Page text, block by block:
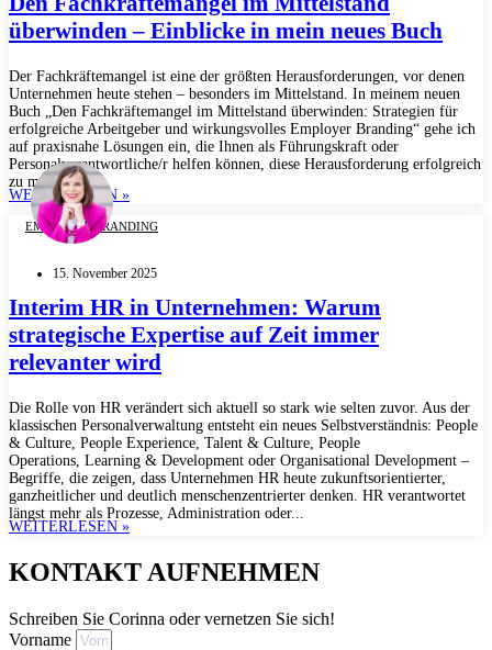
überwinden – Einblicke in mein neues Buch
Der Fachkräftemangel ist eine der größten Herausforderungen, vor denen
Unternehmen heute stehen – besonders im Mittelstand. In meinem neuen
Buch „Den Fachkräftemangel im Mittelstand überwinden: Strategien für
erfolgreiche Arbeitgeber und wirkungsvolles Employer Branding“ gehe ich
auf praxisnahe Lösungen ein, die Ihnen als Führungskraft oder
Personalverantwortliche/r helfen können, diese Herausforderung erfolgreich
zu meistern....
WEITERLESEN »
EMPLOYER BRANDING
15. November 2025
Interim HR in Unternehmen: Warum
strategische Expertise auf Zeit immer
relevanter wird
Die Rolle von HR verändert sich aktuell so stark wie selten zuvor. Aus der
klassischen Personalverwaltung entsteht ein neues Selbstverständnis: People
& Culture, People Experience, Talent & Culture, People
Operations, Learning & Development oder Organisational Development –
Begriffe, die zeigen, dass Unternehmen HR heute zukunftsorientierter,
ganzheitlicher und deutlich menschenzentrierter denken. HR verantwortet
längst mehr als Prozesse, Administration oder...
WEITERLESEN »
KONTAKT AUFNEHMEN
Schreiben Sie Corinna oder vernetzen Sie sich!
Vorname